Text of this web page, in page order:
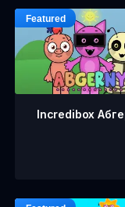
Incredibox